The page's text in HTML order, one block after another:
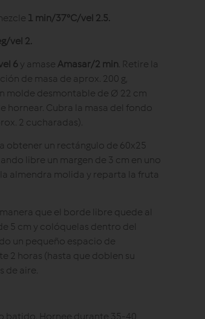
1 min/37°C/vel 2.5.
vel 2.
6 y amase Amasar/2 min. Retire la
de masa de aprox. 200 g,
molde desmontable de Ø 22 cm
hornear. Cubra la masa del fondo
2 cucharadas).
obtener un rectángulo de 60x25
libre un margen de 3 cm en uno
almendra molida y reparta la fruta
que el borde libre quede al
5 cm y colóquelas dentro del
un pequeño espacio de
2 horas (hasta que doblen su
de aire.
batido. Hornee durante 35-40